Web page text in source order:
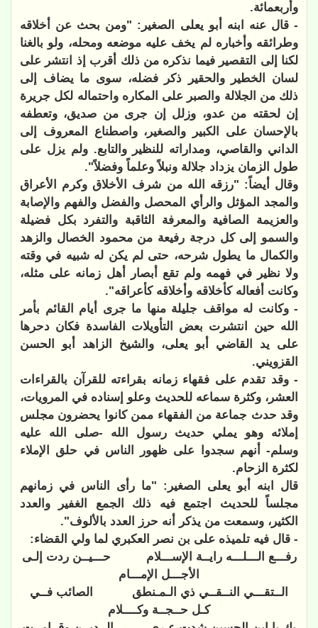
وأربعمائة.
- قال عنه ابنه أبو يعلى الصغير: "ومن بحث عن أخلاقه
وطرائقه وأخباره لم يخف عليه موضعه ومحله، ولو بالغنا
لكنا إلى التقصير فيما نذكره من ذلك أقرب إذ انتشر على
لسان الخطير والحقير ذكر فضله، سوى ما يضاف إلى
ذلك من الجلالة والصبر على المكاره واحتماله لكل جريرة
إن لحقته من عدو، وزلل إن جرى من صديق، وتعطفه
بالإحسان على الكبير والصغير، واصطناع المعروف إلى
الداني والقاصي، ومداراته للنظير والتابع. ولم يزل على
طول الزمان يزداد جلالة ونبلاً وعلماً وفضلاً".
وقال أيضاً: "رزقه الله من شرف الأخلاق وكرم الأعراق
والمجد المؤثل والرأي المحصل والفضل والفهم والإصابة
والعزيمة الصافية والمعرفة الثاقبة والتفرد بكل فضيلة
والسمو إلى كل درجة رفيعة من محمود الخصال والزهد
والكمال ما يطول شرحه، حتى لم يكن له شبيه في وقته
ولا نظير في فهمه ولم تقع أبصار أهل زمانه على مثله،
وكانت أفعاله كأخلاقه وأخلاقه كأعراقه".
- وكانت له مواقف جليلة منها ما جرى أيام القائم بأمر
الله حين انتشرت بعض التأويلات الفاسدة فكان دحرها
على يد القاضي أبو يعلى، والشيخ الزاهد أبو الحسن
القزويني.
- وقد تقدم على فقهاء زمانه بقراءته للقرآن بالقراءات
العشر، وكثرة سماعه للحديث وعلو إسناده في المرويات،
وقد حدث جماعة من الفقهاء ممن كانوا يحضرون مجلس
إملائه وهو يملي حديث رسول الله -صلى الله عليه
وسلم- أنهم سجدوا على ظهور الناس في حلق الإملاء
لكثرة الزحام.
قال ابنه أبو يعلى الصغير: "ما رأى الناس في زمانهم
مجلساً للحديث اجتمع فيه ذلك الجمع الغفير والعدد
الكثير، وسمعت من يذكر أنه حرز العدد بالألوف".
- قال فيه تلميذه على بن نصر العكبري لما ولي القضاء:
رفـــع الـــلـــه رايــة الإســـلام
حـــيــن ردت إلـى
الأجـــل الإمـــام
الــتقـــي النــقــي ذي الـمـنطق
الصائب فــي
كـل حــجــة وكــــلام